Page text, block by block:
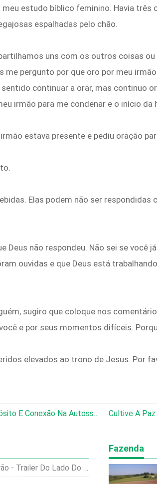
estudo bíblico feminino. Havia três
espalhadas pelo chão.
uns com os outros coisas
me pergunto por que oro por meu
continuar a orar, mas continuo
irmão para me condenar e o início da
estava presente e pediu oração
Elas podem não ser
Deus não respondeu. Não sei se
ouvidas e que Deus está
sugiro que coloque nos
e por seus momentos difíceis.
elevados ao trono de Jesus. Por
Homesteading &Faith:Encontrando Propósito E Conexão Na Autossuficiência Cultive A Paz
Do Lado Do Poço
Fazenda